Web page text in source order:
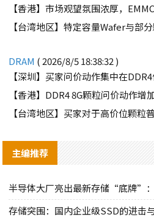
【香港】市场观望氛围浓厚，
DRAM ( 2026/8/5 18:38:32 )
【深圳】买家问价动作集中在
【香港】DDR4 8G颗粒问价动作
主编推荐
半导体大厂亮出最新存储“底牌”
存储突围：国内企业级SSD的进击